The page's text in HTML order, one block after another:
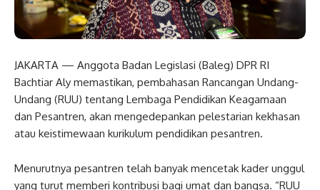
JAKARTA — Anggota Badan Legislasi (Baleg) DPR RI
Bachtiar Aly memastikan, pembahasan Rancangan Undang-
Undang (RUU) tentang Lembaga Pendidikan Keagamaan
dan Pesantren, akan mengedepankan pelestarian kekhasan
atau keistimewaan kurikulum pendidikan pesantren.
Menurutnya pesantren telah banyak mencetak kader unggul
yang turut memberi kontribusi bagi umat dan bangsa. “RUU